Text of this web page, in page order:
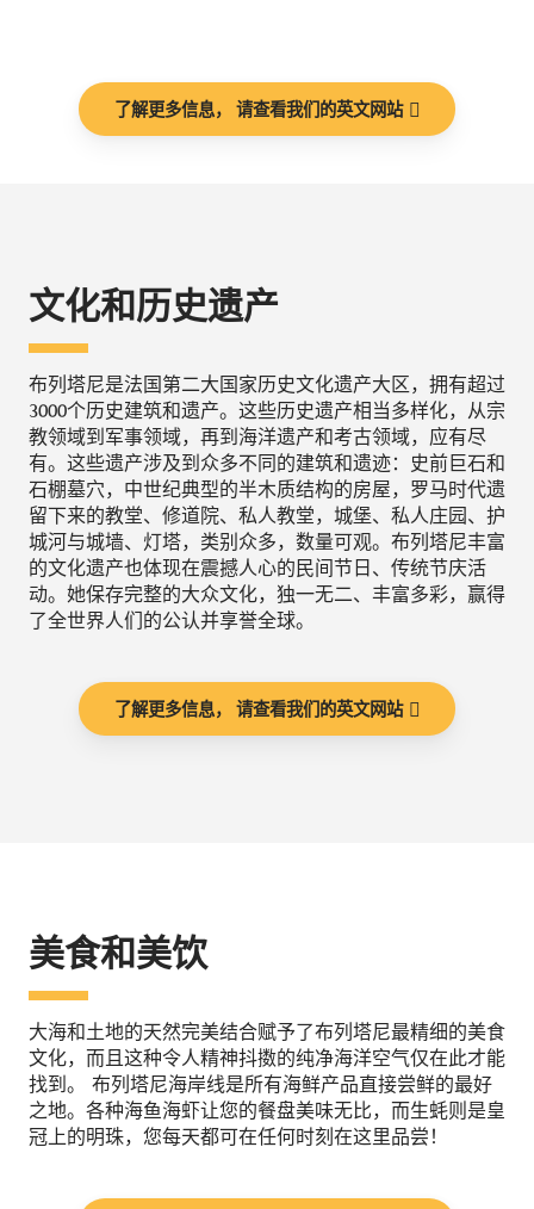
了解更多信息， 请查看我们的英文网站
文化和历史遗产
布列塔尼是法国第二大国家历史文化遗产大区，拥有超过
3000个历史建筑和遗产。这些历史遗产相当多样化，从宗
教领域到军事领域，再到海洋遗产和考古领域，应有尽
有。这些遗产涉及到众多不同的建筑和遗迹：史前巨石和
石棚墓穴，中世纪典型的半木质结构的房屋，罗马时代遗
留下来的教堂、修道院、私人教堂，城堡、私人庄园、护
城河与城墙、灯塔，类别众多，数量可观。布列塔尼丰富
的文化遗产也体现在震撼人心的民间节日、传统节庆活
动。她保存完整的大众文化，独一无二、丰富多彩，赢得
了全世界人们的公认并享誉全球。
了解更多信息， 请查看我们的英文网站
美食和美饮
大海和土地的天然完美结合赋予了布列塔尼最精细的美食
文化，而且这种令人精神抖擞的纯净海洋空气仅在此才能
找到。 布列塔尼海岸线是所有海鲜产品直接尝鲜的最好
之地。各种海鱼海虾让您的餐盘美味无比，而生蚝则是皇
冠上的明珠，您每天都可在任何时刻在这里品尝！